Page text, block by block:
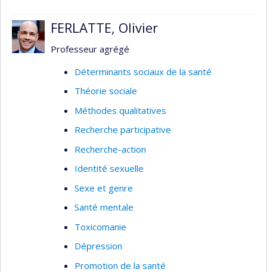
d’essais randomisés, la dissémination des lignes
directrices basées sur les preuves scientifiques
améliorer l’adhérence des professionnels de la
santé, les patients et leur famille aux lignes
directrices.
Intérêts de recherche
Asthme pédiatrique
Efficacité et profil de tolérance des
interventions pour l’asthme pédiatrique
Élaboration d’instruments pour les enfants
contrôlés randomisés
FERLATTE, Olivier
Professeur agrégé
Déterminants sociaux de la santé
Théorie sociale
Méthodes qualitatives
Recherche participative
Recherche-action
Identité sexuelle
Sexe et genre
Santé mentale
Toxicomanie
Dépression
Promotion de la santé